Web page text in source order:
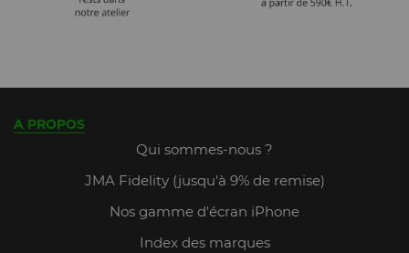
A PROPOS
Qui sommes-nous ?
JMA Fidelity (jusqu'à 9% de remise)
Nos gamme d'écran iPhone
Index des marques